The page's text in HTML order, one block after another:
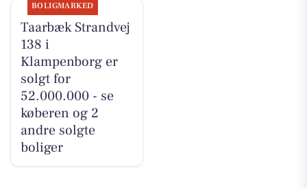
BOLIGMARKED
Taarbæk Strandvej
138 i
Klampenborg er
solgt for
52.000.000 - se
køberen og 2
andre solgte
boliger